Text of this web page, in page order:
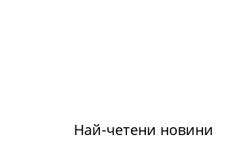
Най-четени новини